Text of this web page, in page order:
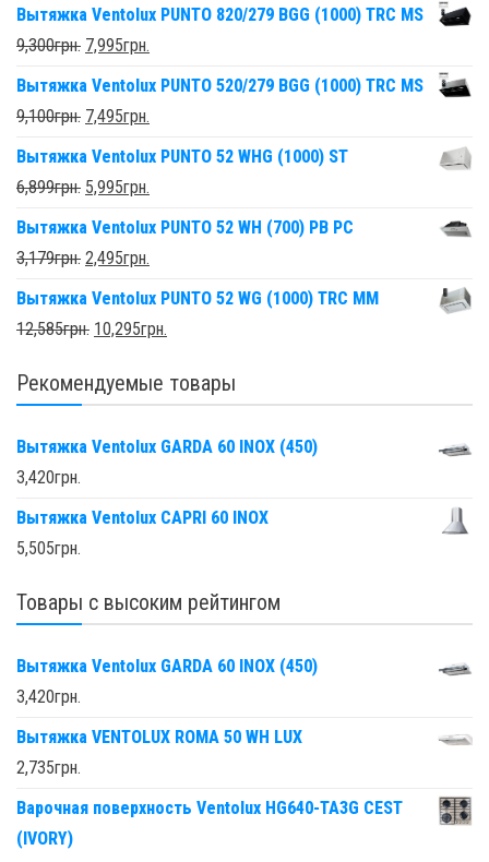
Вытяжка Ventolux PUNTO 820/279 BGG (1000) TRC MS
9,300грн. 7,995грн.
Вытяжка Ventolux PUNTO 520/279 BGG (1000) TRC MS
9,100грн. 7,495грн.
Вытяжка Ventolux PUNTO 52 WHG (1000) ST
6,899грн. 5,995грн.
Вытяжка Ventolux PUNTO 52 WH (700) PB PC
3,179грн. 2,495грн.
Вытяжка Ventolux PUNTO 52 WG (1000) TRC MM
12,585грн. 10,295грн.
Рекомендуемые товары
Вытяжка Ventolux GARDA 60 INOX (450)
3,420грн.
Вытяжка Ventolux CAPRI 60 INOX
5,505грн.
Товары с высоким рейтингом
Вытяжка Ventolux GARDA 60 INOX (450)
3,420грн.
Вытяжка VENTOLUX ROMA 50 WH LUX
2,735грн.
Варочная поверхность Ventolux HG640-TA3G CEST
(IVORY)